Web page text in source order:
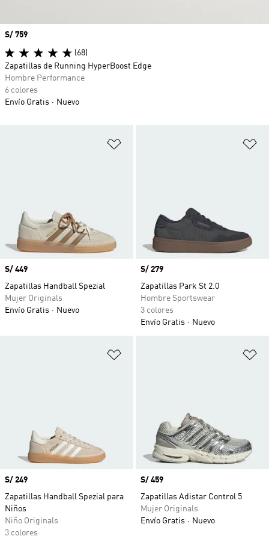
Precio
S/ 449
Zapatillas Handball Spezial
Mujer Originals
Envío Gratis
Nuevo
Precio
S/ 279
Zapatillas Park St 2.0
Hombre Sportswear
3 colores
Envío Gratis
Nuevo
Precio
S/ 249
Zapatillas Handball Spezial para
Niños
Niño Originals
3 colores
Precio
S/ 459
Zapatillas Adistar Control 5
Mujer Originals
Envío Gratis
Nuevo
Precio
S/ 759
(68)
Zapatillas de Running HyperBoost Edge
Hombre Performance
6 colores
Envío Gratis
Nuevo